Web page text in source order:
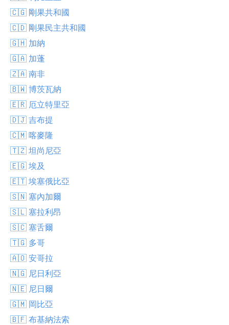
🇨🇬 剛果共和國
🇨🇩 剛果民主共和國
🇬🇭 加納
🇬🇦 加蓬
🇿🇦 南非
🇧🇼 博茨瓦納
🇪🇷 厄立特里亞
🇩🇯 吉布提
🇨🇲 喀麥隆
🇹🇿 坦尚尼亞
🇪🇬 埃及
🇪🇹 埃塞俄比亞
🇸🇳 塞內加爾
🇸🇱 塞拉利昂
🇸🇨 塞舌爾
🇹🇬 多哥
🇦🇴 安哥拉
🇳🇬 尼日利亞
🇳🇪 尼日爾
🇬🇲 岡比亞
🇧🇫 布基納法索